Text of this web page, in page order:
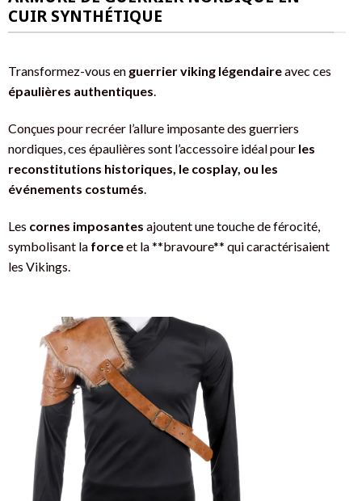
CUIR SYNTHÉTIQUE
Transformez-vous en guerrier viking légendaireavec ces
épaulières authentiques.
Conçues pour recréer l’allure imposante des guerriers
nordiques, ces épaulières sont l’accessoire idéal pour les
reconstitutions historiques, le cosplay, ou les
événements costumés
Les cornes imposantes ajoutent une touche de férocité,
symbolisant la forceet la **bravoure** qui caractérisaient
les Vikings.